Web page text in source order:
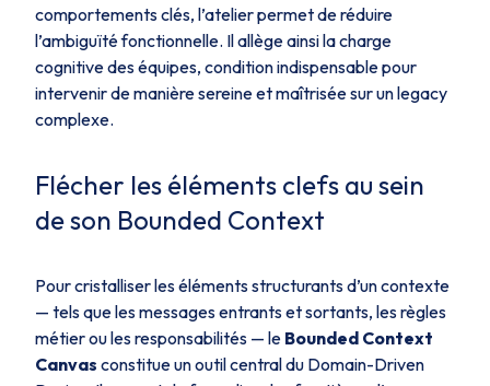
comportements clés, l’atelier permet de réduire
l’ambiguïté fonctionnelle. Il allège ainsi la charge
cognitive des équipes, condition indispensable pour
intervenir de manière sereine et maîtrisée sur un legacy
complexe.
Flécher les éléments clefs au sein
de son Bounded Context
Pour cristalliser les éléments structurants d’un contexte
— tels que les messages entrants et sortants, les règles
métier ou les responsabilités — le Bounded Context
Canvas constitue un outil central du Domain-Driven